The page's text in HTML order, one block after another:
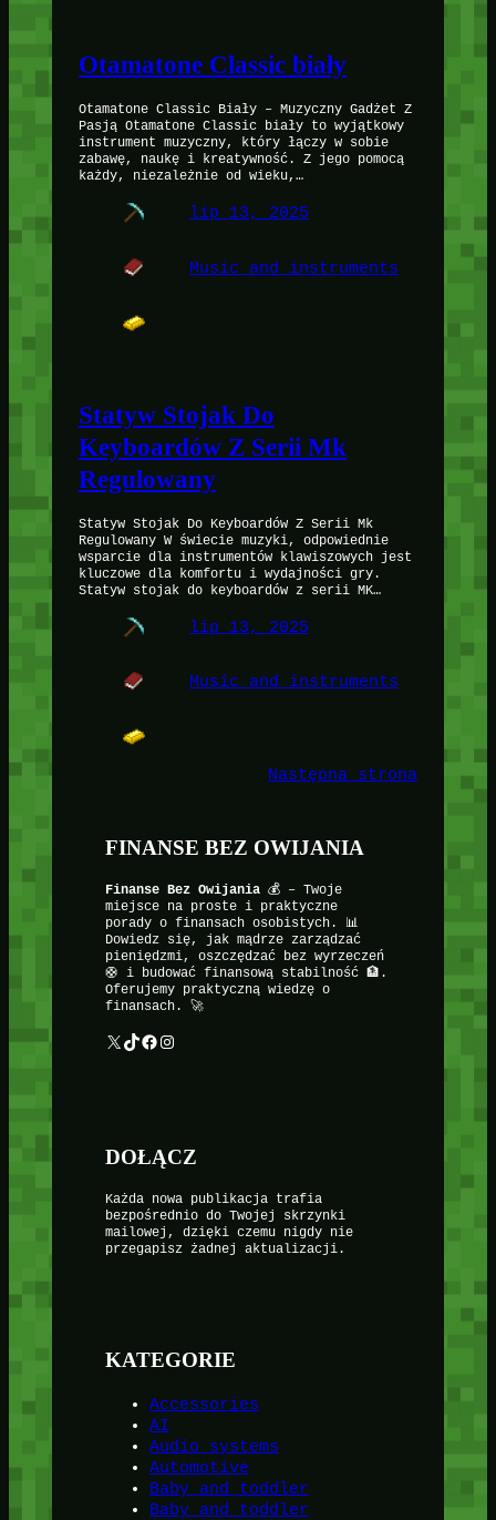
Otamatone Classic biały
Otamatone Classic Biały – Muzyczny Gadżet Z
Pasją Otamatone Classic biały to wyjątkowy
instrument muzyczny, który łączy w sobie
zabawę, naukę i kreatywność. Z jego pomocą
każdy, niezależnie od wieku,…
lip 13, 2025
Music and instruments
Statyw Stojak Do
Keyboardów Z Serii Mk
Regulowany
Statyw Stojak Do Keyboardów Z Serii Mk
Regulowany W świecie muzyki, odpowiednie
wsparcie dla instrumentów klawiszowych jest
kluczowe dla komfortu i wydajności gry.
Statyw stojak do keyboardów z serii MK…
lip 13, 2025
Music and instruments
Następna strona
FINANSE BEZ OWIJANIA
Finanse Bez Owijania💰 – Twoje
miejsce na proste i praktyczne
porady o finansach osobistych. 📊
Dowiedz się, jak mądrze zarządzać
pieniędzmi, oszczędzać bez wyrzeczeń
🛟 i budować finansową stabilność 🏦.
Oferujemy praktyczną wiedzę o
finansach. 🚀
X TikTok Facebook Instagram
DOŁĄCZ
Każda nowa publikacja trafia
bezpośrednio do Twojej skrzynki
mailowej, dzięki czemu nigdy nie
przegapisz żadnej aktualizacji.
KATEGORIE
Accessories
AI
Audio systems
Automotive
Baby and toddler
Baby and toddler